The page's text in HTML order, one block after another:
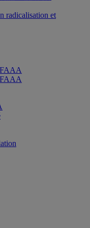
radicalisation et